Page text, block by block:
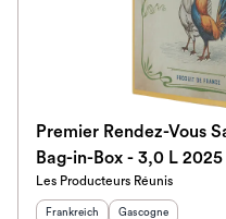
Premier Rendez-Vous
Bag-in-Box - 3,0 L 2025
Les Producteurs Réunis
Herkunftsland
Frankreich Herkunftsregion
Gascogne